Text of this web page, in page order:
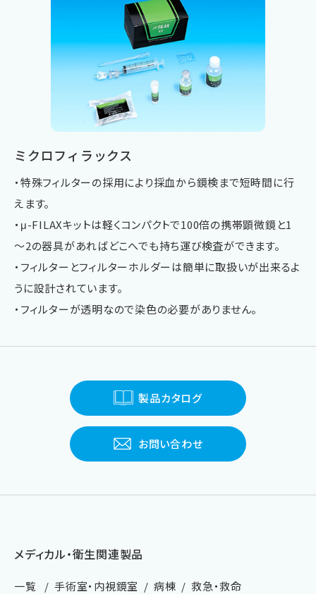
ミクロフィラックス
・特殊フィルターの採用により採血から鏡検まで短時間に行
えます。
・μ-FILAXキットは軽くコンパクトで100倍の携帯顕微鏡と1
～2の器具があればどこへでも持ち運び検査ができます。
・フィルターとフィルターホルダーは簡単に取扱いが出来るよ
うに設計されています。
・フィルターが透明なので染色の必要がありません。
製品カタログ
お問い合わせ
メディカル・衛生関連製品
一覧 手術室・内視鏡室 病棟
救急・救命